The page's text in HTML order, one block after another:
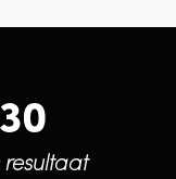
resultaat